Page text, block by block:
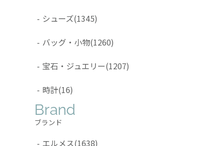
- シューズ(1345)
- バッグ・小物(1260)
- 宝石・ジュエリー(1207)
- 時計(16)
Brand
ブランド
- エルメス(1638)